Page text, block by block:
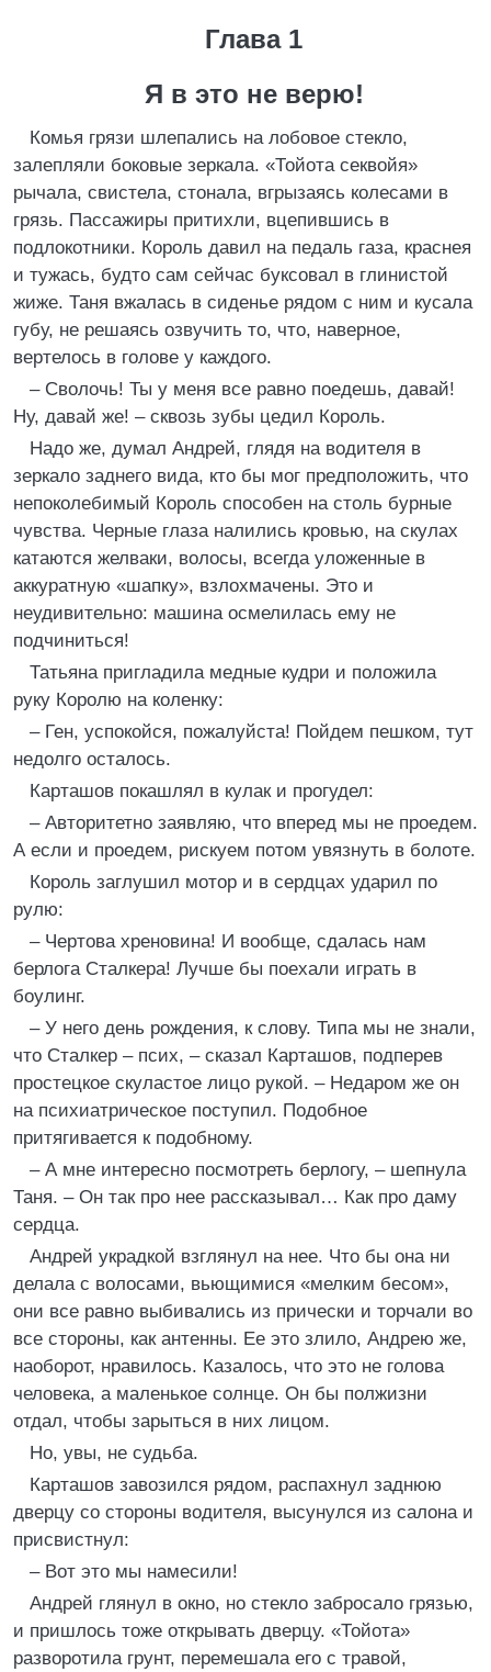
Глава 1
Я в это не верю!
Комья грязи шлепались на лобовое стекло,
залепляли боковые зеркала. «Тойота секвойя»
рычала, свистела, стонала, вгрызаясь колесами в
грязь. Пассажиры притихли, вцепившись в
подлокотники. Король давил на педаль газа, краснея
и тужась, будто сам сейчас буксовал в глинистой
жиже. Таня вжалась в сиденье рядом с ним и кусала
губу, не решаясь озвучить то, что, наверное,
вертелось в голове у каждого.
– Сволочь! Ты у меня все равно поедешь, давай!
Ну, давай же! – сквозь зубы цедил Король.
Надо же, думал Андрей, глядя на водителя в
зеркало заднего вида, кто бы мог предположить, что
непоколебимый Король способен на столь бурные
чувства. Черные глаза налились кровью, на скулах
катаются желваки, волосы, всегда уложенные в
аккуратную «шапку», взлохмачены. Это и
неудивительно: машина осмелилась ему не
подчиниться!
Татьяна пригладила медные кудри и положила
руку Королю на коленку:
– Ген, успокойся, пожалуйста! Пойдем пешком, тут
недолго осталось.
Карташов покашлял в кулак и прогудел:
– Авторитетно заявляю, что вперед мы не проедем.
А если и проедем, рискуем потом увязнуть в болоте.
Король заглушил мотор и в сердцах ударил по
рулю:
– Чертова хреновина! И вообще, сдалась нам
берлога Сталкера! Лучше бы поехали играть в
боулинг.
– У него день рождения, к слову. Типа мы не знали,
что Сталкер – псих, – сказал Карташов, подперев
простецкое скуластое лицо рукой. – Недаром же он
на психиатрическое поступил. Подобное
притягивается к подобному.
– А мне интересно посмотреть берлогу, – шепнула
Таня. – Он так про нее рассказывал… Как про даму
сердца.
Андрей украдкой взглянул на нее. Что бы она ни
делала с волосами, вьющимися «мелким бесом»,
они все равно выбивались из прически и торчали во
все стороны, как антенны. Ее это злило, Андрею же,
наоборот, нравилось. Казалось, что это не голова
человека, а маленькое солнце. Он бы полжизни
отдал, чтобы зарыться в них лицом.
Но, увы, не судьба.
Карташов завозился рядом, распахнул заднюю
дверцу со стороны водителя, высунулся из салона и
присвистнул:
– Вот это мы намесили!
Андрей глянул в окно, но стекло забросало грязью,
и пришлось тоже открывать дверцу. «Тойота»
разворотила грунт, перемешала его с травой,